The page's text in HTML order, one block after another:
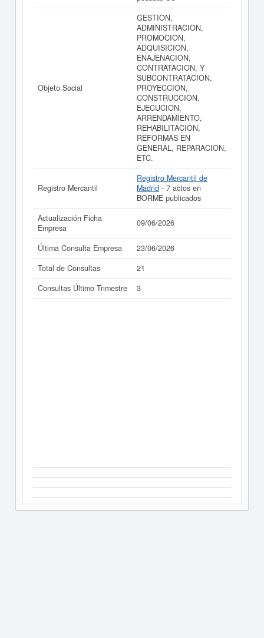
Objeto Social
GESTION,
ADMINISTRACION,
PROMOCION,
ADQUISICION,
ENAJENACION,
CONTRATACION, Y
SUBCONTRATACION,
PROYECCION,
CONSTRUCCION,
EJECUCION,
ARRENDAMIENTO,
REHABILITACION,
REFORMAS EN
GENERAL, REPARACION,
ETC.
Registro Mercantil
Registro Mercantil de
Madrid - 7 actos en
BORME publicados
Actualización Ficha
Empresa
09/06/2026
Última Consulta Empresa
23/06/2026
Total de Consultas
21
Consultas Último Trimestre
3